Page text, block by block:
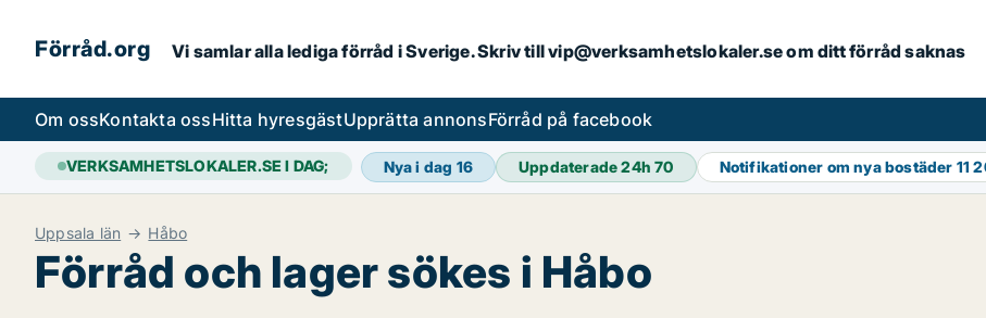
Förråd.org Vi samlar alla lediga förråd i Sverige. Skriv till vip@verksamhetslokaler.se om ditt förråd saknas
Om ossKontakta ossHitta hyresgästUpprätta annonsFörråd på facebook
VERKSAMHETSLOKALER.SE I DAG; Nya i dag 16 Uppdaterade 24h70 Notifikationer om nya bostäder 11
Uppsala län Håbo
Förråd och lager sökes i Håbo